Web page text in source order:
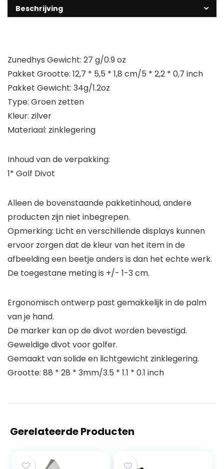
Beschrijving
Zunedhys Gewicht: 27 g/0.9 oz
Pakket Grootte: 12,7 * 5,5 * 1,8 cm/5 * 2,2 * 0,7 inch
Pakket Gewicht: 34g/1.2oz
Type: Groen zetten
Kleur: zilver
Materiaal: zinklegering
Inhoud van de verpakking:
1* Golf Divot
Alleen de bovenstaande pakketinhoud, andere
producten zijn niet inbegrepen.
Opmerking: Licht en verschillende displays kunnen
ervoor zorgen dat de kleur van het item in de
afbeelding een beetje anders is dan het echte werk.
De toegestane meting is +/- 1-3 cm.
Ergonomisch ontwerp past gemakkelijk in de palm
van je hand.
De marker kan op de divot worden bevestigd.
Geweldige divot voor golfer.
Gemaakt van solide en lichtgewicht zinklegering.
Grootte: 88 * 28 * 3mm/3.5 * 1.1 * 0.1 inch
Gerelateerde Producten